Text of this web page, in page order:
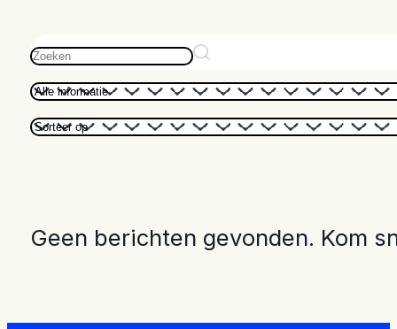
Geen berichten gevonden. Kom